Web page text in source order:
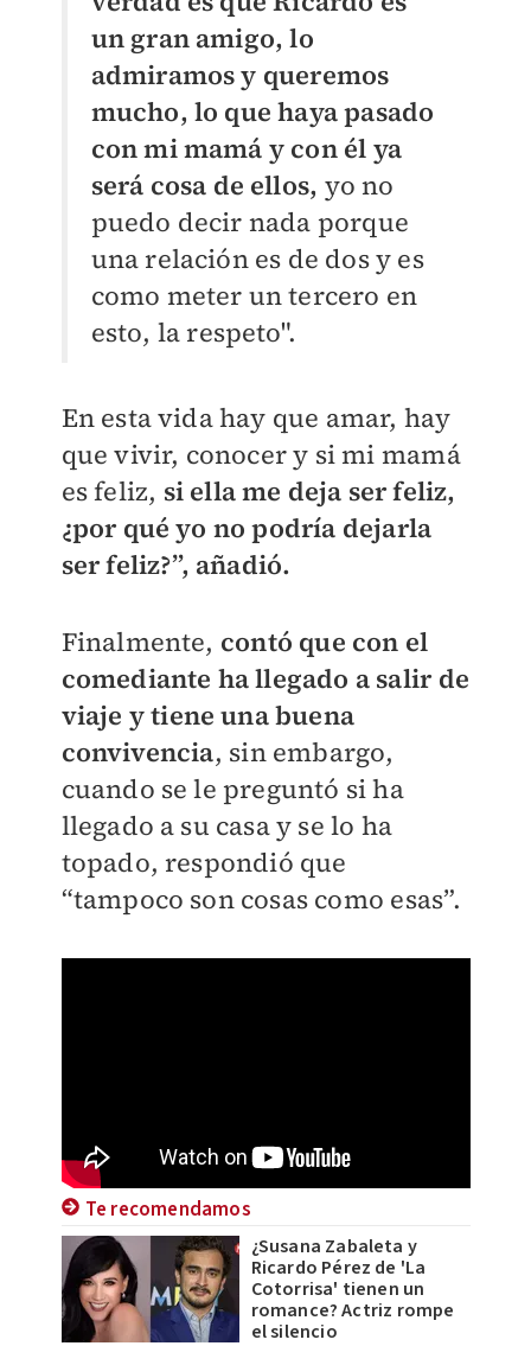
un gran amigo, lo
admiramos y queremos
mucho, lo que haya pasado
con mi mamá y con él ya
será cosa de ellos, yo no
puedo decir nada porque
una relación es de dos y es
como meter un tercero en
esto, la respeto".
En esta vida hay que amar, hay
que vivir, conocer y si mi mamá
es feliz, si ella me deja ser feliz,
¿por qué yo no podría dejarla
ser feliz?”, añadió.
Finalmente, contó que con el
comediante ha llegado a salir de
viaje y tiene una buena
convivencia, sin embargo,
cuando se le preguntó si ha
llegado a su casa y se lo ha
topado, respondió que
“tampoco son cosas como esas”.
Te recomendamos
¿Susana Zabaleta y
Ricardo Pérez de 'La
Cotorrisa' tienen un
romance? Actriz rompe
el silencio